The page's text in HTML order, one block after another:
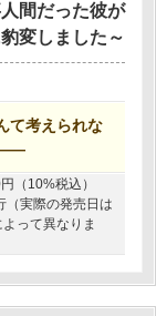
間だった彼が
変しました～
て考えられな
――
（10%税込）
実際の発売日は
って異なりま